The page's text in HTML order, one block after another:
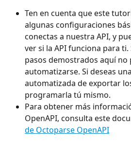
Ten en cuenta que este
algunas configuraciones
conectas a nuestra API, y
ver si la API funciona para
pasos demostrados aquí no
automatizarse. Si deseas
automatizada de exportar
programarla tú mismo.
Para obtener más
OpenAPI, consulta este
de Octoparse OpenAPI